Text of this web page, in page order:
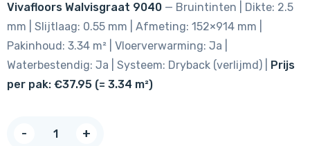
€ 43,95.
is:
€ 37,95.
Vivafloors Walvisgraat 9040 — Bruintinten | Dikte: 2.5
mm | Slijtlaag: 0.55 mm | Afmeting: 152×914 mm |
Pakinhoud: 3.34 m² | Vloerverwarming: Ja |
Waterbestendig: Ja | Systeem: Dryback (verlijmd) |
Prijs
per pak: €37.95 (= 3.34 m²)
- +